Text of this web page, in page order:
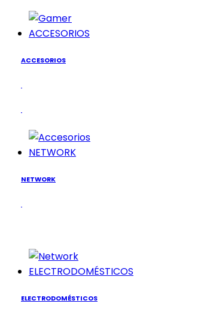
ACCESORIOS
ACCESORIOS
NETWORK
NETWORK
ELECTRODOMÉSTICOS
ELECTRODOMÉSTICOS